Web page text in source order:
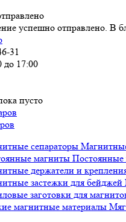
успешно отправлено. В
31
17:00
пусто